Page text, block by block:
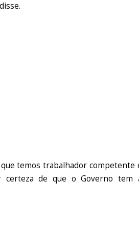
temos trabalhador competente
de que o Governo tem